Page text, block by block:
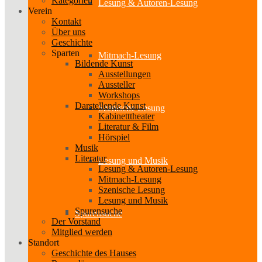
Lesung & Autoren-Lesung
Mitmach-Lesung
Szenische Lesung
Lesung und Musik
Spurensuche
Verein
Kontakt
Über uns
Geschichte
Sparten
Bildende Kunst
Ausstellungen
Aussteller
Workshops
Darstellende Kunst
Kabinetttheater
Literatur & Film
Hörspiel
Musik
Literatur
Lesung & Autoren-Lesung
Mitmach-Lesung
Szenische Lesung
Lesung und Musik
Spurensuche
Der Vorstand
Mitglied werden
Standort
Geschichte des Hauses